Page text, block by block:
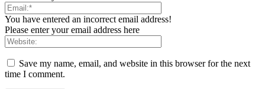
You have entered an incorrect email address!
Please enter your email address here
Save my name, email, and website in this browser for the next
time I comment.